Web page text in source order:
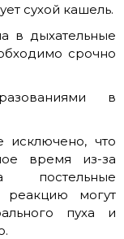
сухой кашель.
в дыхательные
срочно
в
исключено, что
время из-за
постельные
реакцию могут
пуха и